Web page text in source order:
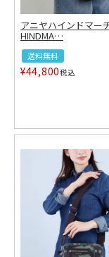
アニヤハインドマー
HINDMA…
送料無料
¥44,800税込